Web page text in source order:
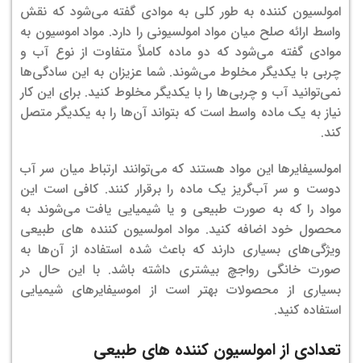
امولسیون کننده به طور کلی به موادی گفته می‌شود که نقش
واسط ارائه صلح میان مواد امولسیونی را دارد. مواد اموسیون به
موادی گفته می‌شود که دو ماده کاملاً متفاوت از نوع آب و
چربی با یکدیگر مخلوط می‌شوند. شما عزیزان به این سادگی‌ها
نمی‌توانید آب و چربی‌ها را با یکدیگر مخلوط کنید. برای این کار
نیاز به یک ماده واسط است که بتواند آن‌ها را به یکدیگر متصل
کند.
امولسیفایرها این مواد هستند که می‌توانند ارتباط میان سر آب
دوست و سر آب‌گریز یک ماده را برقرار کنند. کافی است این
مواد را که به صورت طبیعی و یا شیمیایی یافت می‌شوند به
محصول خود اضافه کنید. مواد امولسیون کننده‌ های طبیعی
ویژگی‌های بسیاری دارند که باعث شده استفاده از آن‌ها به
صورت خانگی رواجچ بیشتری داشته باشد. با این حال در
بسیاری از محصولات بهتر است از اموسیفایرهای شیمیایی
استفاده کنید.
تعدادی از امولسیون کننده های طبیعی